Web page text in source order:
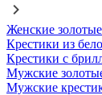
Женские
Крестики из
Крестики с
Мужские
Мужские